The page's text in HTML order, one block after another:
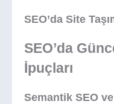
SEO’da Site
SEO’da
İpuçları
Semantik SEO